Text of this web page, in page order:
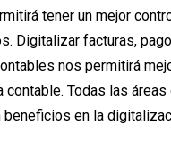
tener un mejor
Digitalizar facturas,
nos permitirá
contable. Todas las áreas
beneficios en la